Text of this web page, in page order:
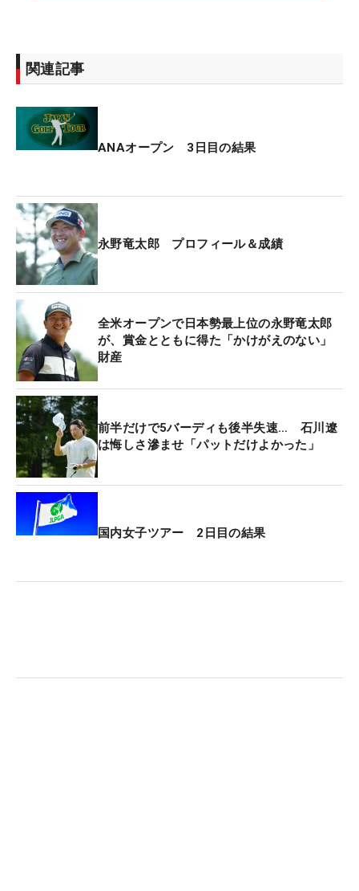
で最終日を迎える。
関連記事
ANAオープン 3日目の結果
永野竜太郎 プロフィール＆成績
全米オープンで日本勢最上位の永野竜太郎
が、賞金とともに得た「かけがえのない」
財産
前半だけで5バーディも後半失速… 石川遼
は悔しさ滲ませ「パットだけよかった」
国内女子ツアー 2日目の結果